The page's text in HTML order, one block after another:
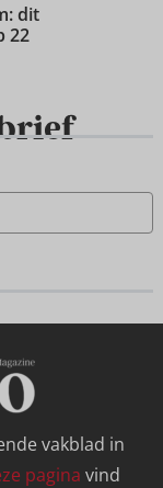
dit
22
vakblad in
pagina vind